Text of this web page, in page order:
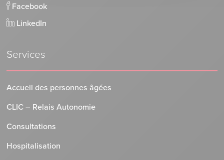
Facebook
LinkedIn
Services
Accueil des personnes âgées
CLIC – Relais Autonomie
Consultations
Hospitalisation